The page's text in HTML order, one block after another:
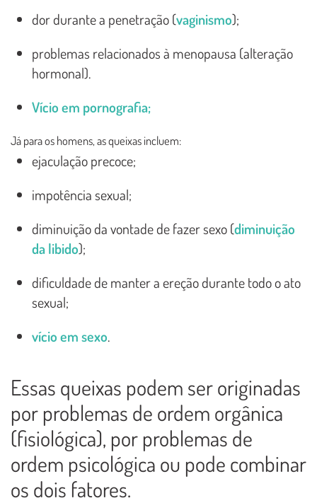
dor durante a penetração (vaginismo);
problemas relacionados à menopausa (alteração
hormonal).
Vício em pornografia;
Já para os homens, as queixas incluem:
ejaculação precoce;
impotência sexual;
diminuição da vontade de fazer sexo (diminuição
da libido);
dificuldade de manter a ereção durante todo o ato
sexual;
vício em sexo.
Essas queixas podem ser originadas
por problemas de ordem orgânica
(fisiológica), por problemas de
ordem psicológica ou pode combinar
os dois fatores.